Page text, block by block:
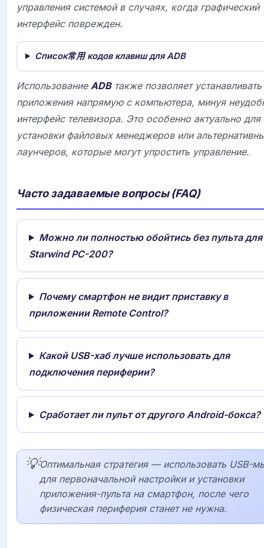
управления системой в случаях, когда графический
интерфейс поврежден.
Список常用 кодов клавиш для ADB
Использование ADBтакже позволяет устанавливать
приложения напрямую с компьютера, минуя
интерфейс телевизора. Это особенно актуально для
установки файловых менеджеров или
лаунчеров, которые могут упростить управление.
Часто задаваемые вопросы (FAQ)
Можно ли полностью обойтись без пульта для
Starwind PC-200?
Почему смартфон не видит приставку в
приложении Remote Control?
Какой USB-хаб лучше использовать для
подключения периферии?
Сработает ли пульт от другого Android-бокса?
💡Оптимальная стратегия — использовать USB-
для первоначальной настройки и установки
приложения-пульта на смартфон, после чего
физическая периферия станет не нужна.